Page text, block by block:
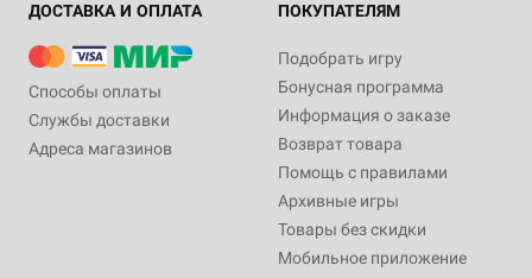
ДОСТАВКА И ОПЛАТА
Способы оплаты
Службы доставки
Адреса магазинов
ПОКУПАТЕЛЯМ
Подобрать игру
Бонусная программа
Информация о заказе
Возврат товара
Помощь с правилами
Архивные игры
Товары без скидки
Мобильное приложение